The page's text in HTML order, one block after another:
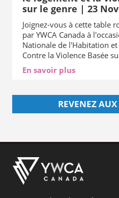
sur le genre | 23
Joignez-vous à cette table
par YWCA Canada à
Nationale de l'Habitation
Contre la Violence Basée
En savoir plus
REVENEZ